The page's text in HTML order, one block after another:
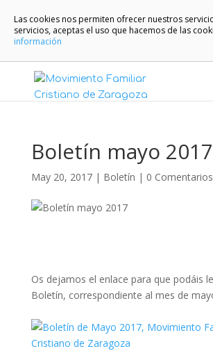
Boletín mayo 2017
May 20, 2017| Boletín | 0 Comentarios
Os dejamos el enlace para que podáis
Boletín, correspondiente al mes de
Las cookies nos permiten ofrecer nuestros
servicios, aceptas el uso que hacemos de las
información